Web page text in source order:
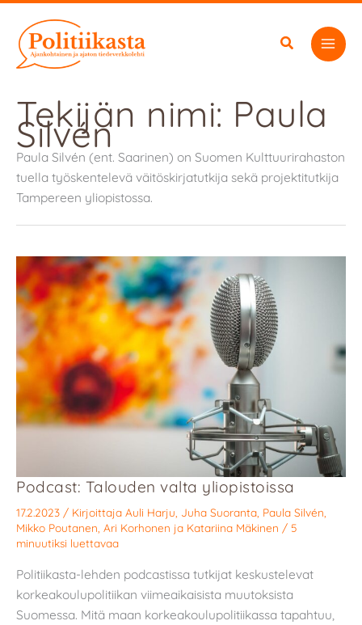
sisältöön
Tekijän nimi: Paula
Silvén
Paula Silvén (ent. Saarinen) on Suomen Kulttuurirahaston
tuella työskentelevä väitöskirjatutkija sekä projektitutkija
Tampereen yliopistossa.
Podcast: Talouden valta yliopistoissa
17.2.2023 / Kirjoittaja Auli Harju Juha Suoranta Paula Silvén
Mikko Poutanen Ari Korhonen ja Katariina Mäkinen / 5
minuutiksi luettavaa
Politiikasta-lehden podcastissa tutkijat keskustelevat
korkeakoulupolitiikan viimeaikaisista muutoksista
Suomessa. Mitä maan korkeakoulupolitiikassa tapahtuu,